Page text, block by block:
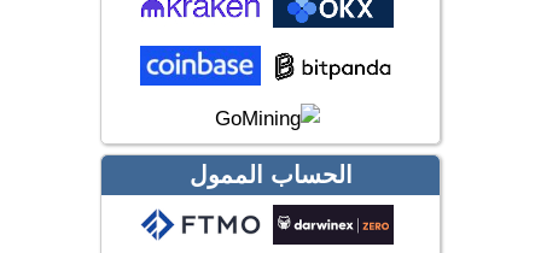
الحساب الممول